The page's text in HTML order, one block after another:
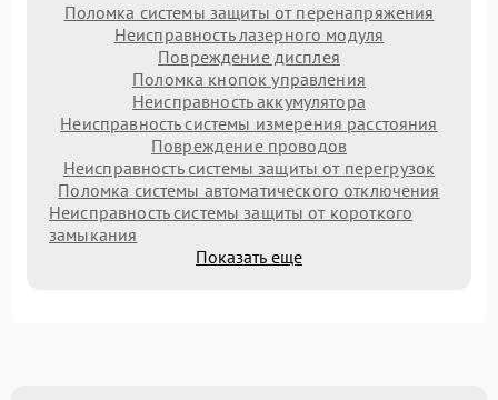
Поломка системы защиты от перенапряжения
Неисправность лазерного модуля
Повреждение дисплея
Поломка кнопок управления
Неисправность аккумулятора
Неисправность системы измерения расстояния
Повреждение проводов
Неисправность системы защиты от перегрузок
Поломка системы автоматического отключения
Неисправность системы защиты от короткого
замыкания
Показать еще